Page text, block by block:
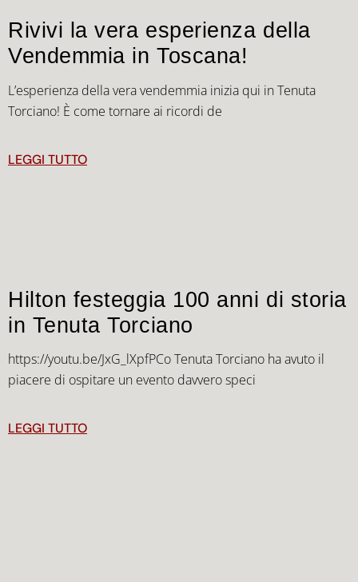
Rivivi la vera esperienza della
Vendemmia in Toscana!
L’esperienza della vera vendemmia inizia qui in Tenuta
Torciano! È come tornare ai ricordi de
LEGGI TUTTO
Hilton festeggia 100 anni di storia
in Tenuta Torciano
https://youtu.be/JxG_lXpfPCo Tenuta Torciano ha avuto il
piacere di ospitare un evento davvero speci
LEGGI TUTTO